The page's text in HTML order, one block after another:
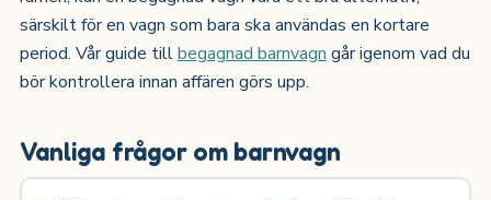
särskilt för en vagn som bara ska användas en kortare
period. Vår guide tillbegagnad barnvagn går igenom vad du
bör kontrollera innan affären görs upp.
Vanliga frågor om barnvagn